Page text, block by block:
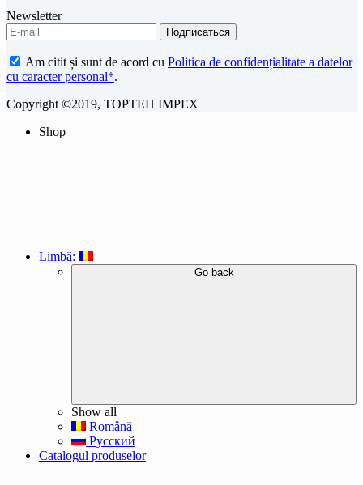
Newsletter
Am citit și sunt de acord cu Politica de confidențialitate a datelor
cu caracter personal*.
Copyright ©2019, TOPTEH IMPEX
Shop
Limbă:
Go back
Show all
Română
Русский
Catalogul produselor